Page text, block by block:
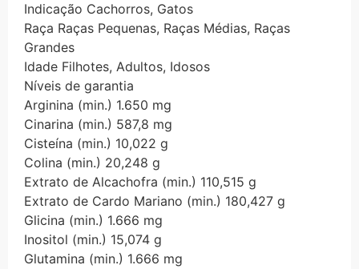
Indicação Cachorros, Gatos
Raça Raças Pequenas, Raças Médias, Raças
Grandes
Idade Filhotes, Adultos, Idosos
Níveis de garantia
Arginina (min.) 1.650 mg
Cinarina (min.) 587,8 mg
Cisteína (min.) 10,022 g
Colina (min.) 20,248 g
Extrato de Alcachofra (min.) 110,515 g
Extrato de Cardo Mariano (min.) 180,427 g
Glicina (min.) 1.666 mg
Inositol (min.) 15,074 g
Glutamina (min.) 1.666 mg